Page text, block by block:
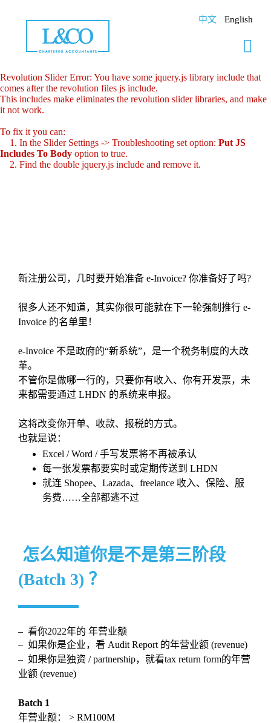
中文 English
Revolution Slider Error: You have some jquery.js library include that
comes after the revolution files js include.
This includes make eliminates the revolution slider libraries, and make
it not work.
To fix it you can:
1. In the Slider Settings -> Troubleshooting set option: Put JS
Includes To Body option to true.
2. Find the double jquery.js include and remove it.
新注册公司，几时要开始准备 e-Invoice? 你准备好了吗?
很多人还不知道，其实你很可能就在下一轮强制推行 e-
Invoice 的名单里！
e-Invoice 不是政府的“新系统”，是一个税务制度的大改
革。
不管你是做哪一行的，只要你有收入、你有开发票，未
来都需要通过 LHDN 的系统来申报。
这将改变你开单、收款、报税的方式。
也就是说：
Excel / Word / 手写发票将不再被承认
每一张发票都要实时或定期传送到 LHDN
就连 Shopee、Lazada、freelance 收入、保险、服
务费……全部都逃不过
怎么知道你是不是第三阶段
(Batch 3) ？
– 看你2022年的 年营业额
– 如果你是企业，看 Audit Report 的年营业额 (revenue)
– 如果你是独资 / partnership，就看tax return form的年营
业额 (revenue)
Batch 1
年营业额： > RM100M